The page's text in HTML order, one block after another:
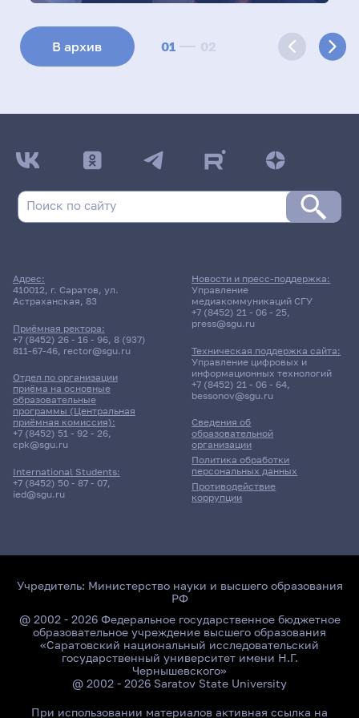
В архив 01 02
Адрес:
410012, г. Саратов, ул.
Астраханская, 83
Приёмная ректора:
+7 (8452) 26 - 16 - 96, 8 (937)
811-67-46, rector@sgu.ru
Отдел по организации
приёма на основные
образовательные
программы (Центральная
приёмная комиссия):
+7 (8452) 51 - 92 - 26,
cpk@sgu.ru
International Students:
+7 (8452) 50 - 87 - 07,
ied@sgu.ru
Сведения об
образовательной
организации
Политика обработки
персональных данных
Противодействие
коррупции
Новости и пресс-поддержка:
Управление
медиакоммуникаций СГУ
+7 (8452) 21 - 06 - 25,
press@sgu.ru
Техническая поддержка сайта:
Управление цифровых и
информационных технологий
+7 (8452) 21 - 06 - 64,
bessonov@sgu.ru
Учредитель: Министерство науки и высшего образования
РФ
@ 2002 - 2026 Федеральное государственное бюджетное
образовательное учреждение высшего образования
«Саратовский национальный исследовательский
государственный университет имени Н.Г.
Чернышевского»
@ 2002 - 2026 Saratov State University
При использовании материалов активная ссылка на